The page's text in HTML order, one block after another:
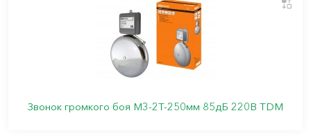
Звонок громкого боя М3-2Т-250мм 85дБ 220В TDM